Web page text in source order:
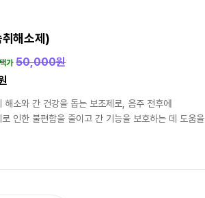
해소제)
가 50,000원
해소와 간 건강을 돕는 보조제로, 음주 전후에
인한 불편함을 줄이고 간 기능을 보호하는 데 도움을